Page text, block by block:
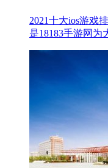
2021十大ios游戏
是18183手游网为